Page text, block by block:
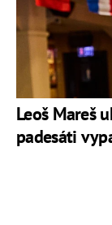
Leoš Mareš
padesáti